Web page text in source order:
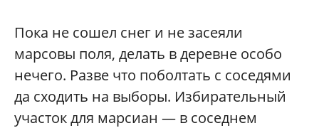
Пока не сошел снег и не засеяли
марсовы поля, делать в деревне особо
нечего. Разве что поболтать с соседями
да сходить на выборы. Избирательный
участок для марсиан — в соседнем